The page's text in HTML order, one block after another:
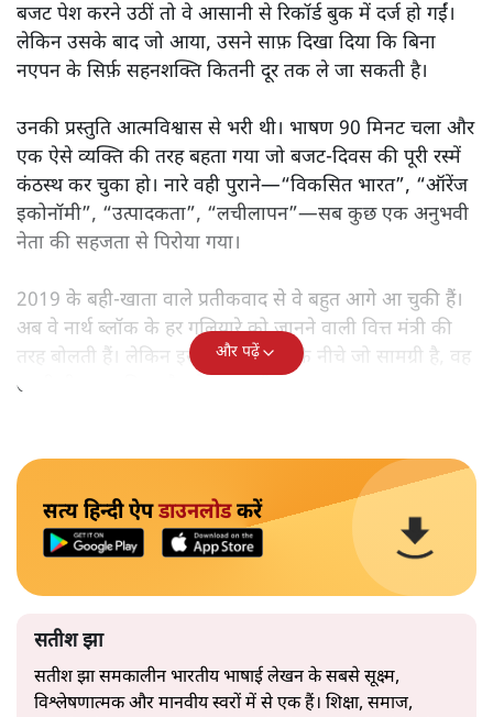
बजट पेश करने उठीं तो वे आसानी से रिकॉर्ड बुक में दर्ज हो गईं।
लेकिन उसके बाद जो आया, उसने साफ़ दिखा दिया कि बिना
नएपन के सिर्फ़ सहनशक्ति कितनी दूर तक ले जा सकती है।
उनकी प्रस्तुति आत्मविश्वास से भरी थी। भाषण 90 मिनट चला और
एक ऐसे व्यक्ति की तरह बहता गया जो बजट‑दिवस की पूरी रस्में
कंठस्थ कर चुका हो। नारे वही पुराने—“विकसित भारत”, “ऑरेंज
इकोनॉमी”, “उत्पादकता”, “लचीलापन”—सब कुछ एक अनुभवी
नेता की सहजता से पिरोया गया।
2019 के बही‑खाता वाले प्रतीकवाद से वे बहुत आगे आ चुकी हैं।
अब वे नार्थ ब्लॉक के हर गलियारे को जानने वाली वित्त मंत्री की
तरह बोलती हैं। लेकिन इस आत्मविश्वास के नीचे जो सामग्री है, वह
उतनी ही अनुमानित और दोहराव भरी।
और पढ़ें
सत्य हिन्दी ऐपडाउनलोडकरें
सतीश झा
सतीश झा समकालीन भारतीय भाषाई लेखन के सबसे सूक्ष्म,
विश्लेषणात्मक और मानवीय स्वरों में से एक हैं। शिक्षा, समाज,